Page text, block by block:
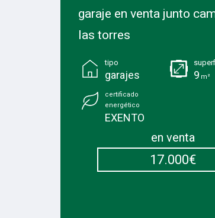
garaje en venta junto
las torres
tipo
garajes 9 m²
certificado
energético
EXENTO
en venta
17.000€